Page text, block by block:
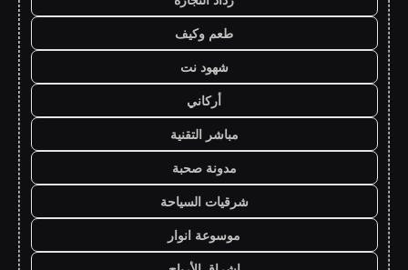
طعم وكيف
شهود نت
أركاني
مباشر التقنية
مدونة صحبة
شرقيات السياحة
موسوعة انوار